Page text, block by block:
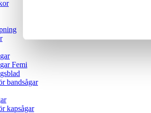
Femi
bandsågar
kapsågar